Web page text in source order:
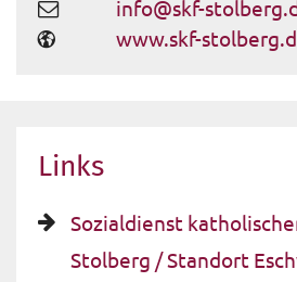
info@skf-
www.skf-
Links
Sozialdienst
Stolberg / Standort